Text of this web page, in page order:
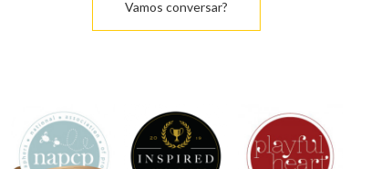
Vamos conversar?